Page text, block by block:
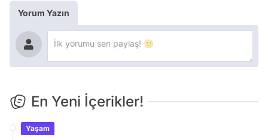
Yorum Yazın
En Yeni İçerikler!
Yaşam